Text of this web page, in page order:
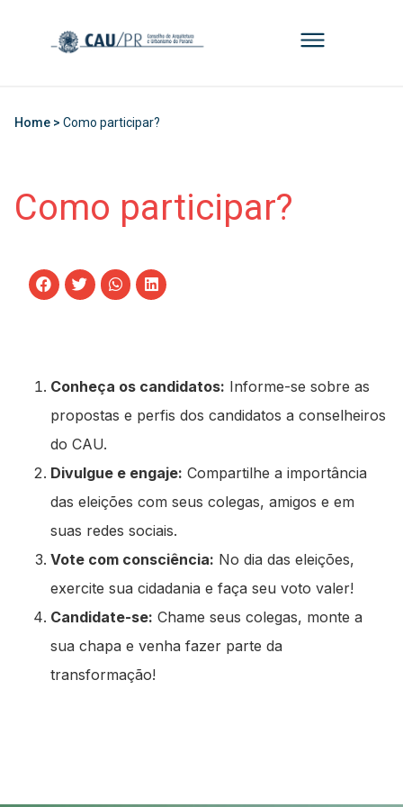
Home > Como participar?
Como participar?
Conheça os candidatos: Informe-se sobre as
propostas e perfis dos candidatos a conselheiros
do CAU.
Divulgue e engaje: Compartilhe a importância
das eleições com seus colegas, amigos e em
suas redes sociais.
Vote com consciência: No dia das eleições,
exercite sua cidadania e faça seu voto valer!
Candidate-se: Chame seus colegas, monte a
sua chapa e venha fazer parte da
transformação!